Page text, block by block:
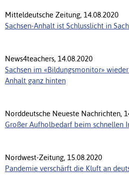
Mitteldeutsche Zeitung, 14.08.2020
Sachsen-Anhalt ist Schlusslicht in
News4teachers, 14.08.2020
Sachsen im «Bildungsmonitor»
Anhalt ganz hinten
Norddeutsche Neueste Nachrichten,
Großer Aufholbedarf beim schnellen
Nordwest-Zeitung, 15.08.2020
Pandemie verschärft die Kluft an